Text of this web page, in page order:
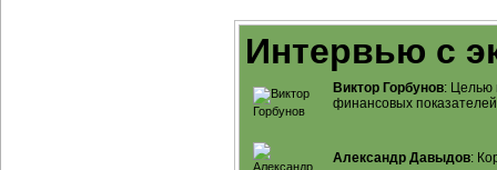
Интервью с
Виктор Горбунов: Целью
финансовых
Александр Давыдов: